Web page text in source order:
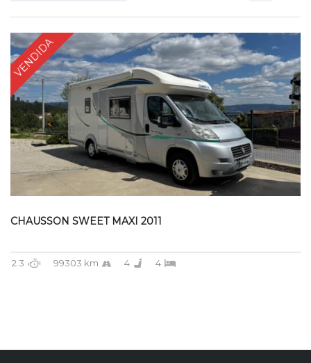
VENDIDA
CHAUSSON SWEET MAXI 2011
2.3 99303 km 4 4